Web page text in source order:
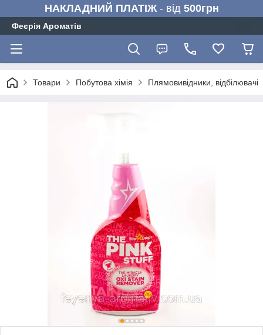
НАКЛАДНИЙ ПЛАТІЖ- від 500грн
Феєрія Ароматів
Товари Побутова хімія Плямовивідники, відбілювачі